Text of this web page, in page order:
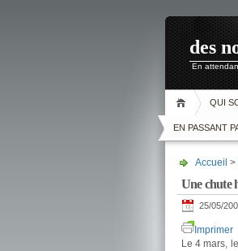
des
En
QUI
EN PASSANT
Accueil >
Une chute
25/05/
Imprimer
Le 4 mars,